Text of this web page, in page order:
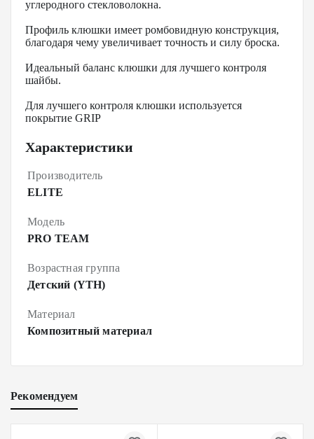
углеродного стекловолокна.
Профиль клюшки имеет ромбовидную конструкция,
благодаря чему увеличивает точность и силу броска.
Идеальный баланс клюшки для лучшего контроля
шайбы.
Для лучшего контроля клюшки используется
покрытие GRIP
Характеристики
Производитель
ELITE
Модель
PRO TEAM
Возрастная группа
Детский (YTH)
Материал
Композитный материал
Рекомендуем